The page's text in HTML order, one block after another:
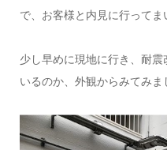
で、お客様と内見に行ってま
少し早めに現地に行き、耐
いるのか、外観からみてみま